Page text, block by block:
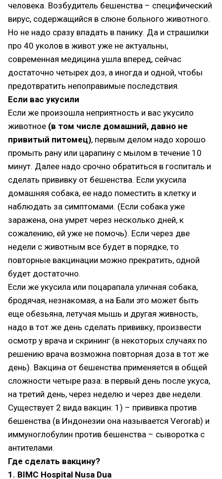
человека. Возбудитель бешенства – специфический
вирус, содержащийся в слюне больного животного.
Но не надо сразу впадать в панику. Да и страшилки
про 40 уколов в живот уже не актуальны,
современная медицина ушла вперед, сейчас
достаточно четырех доз, а иногда и одной, чтобы
предотвратить непоправимые последствия.
Если вас укусили
Если же произошла неприятность и вас укусило
животное (в том числе домашний, давно не
привитый питомец), первым делом надо хорошо
промыть рану или царапину с мылом в течение 10
минут. Далее надо срочно обратиться в госпиталь и
сделать прививку от бешенства. Если укусила
домашняя собака, ее надо поместить в клетку и
наблюдать за симптомами. (Если собака уже
заражена, она умрет через несколько дней, к
сожалению, ей уже не помочь). Если через две
недели с животным все будет в порядке, то
повторные вакцинации можно прекратить, одной
будет достаточно.
Если же укусила или поцарапала уличная собака,
бродячая, незнакомая, а на Бали это может быть
еще обезьяна, летучая мышь и другая живность,
надо в тот же день сделать прививку, произвести
осмотр у врача и скрининг (в некоторых случаях по
решению врача возможна повторная доза в тот же
день). Вакцина от бешенства применяется в общей
сложности четыре раза: в первый день после укуса,
на третий день, через неделю и через две недели.
Существует 2 вида вакцин: 1) – прививка против
бешенства (в Индонезии она называется Verorab) и
иммуноглобулин против бешенства – сыворотка с
антителами.
Где сделать вакцину?
1. BIMС Hospital Nusa Dua